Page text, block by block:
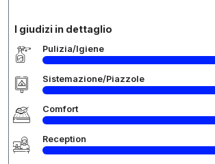
I giudizi in dettaglio
Pulizia/Igiene
Sistemazione/Piazzole
Comfort
Reception